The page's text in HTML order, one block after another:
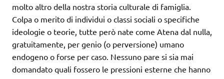
molto altro della nostra storia culturale di famiglia.
Colpa o merito di individui o classi sociali o specifiche
ideologie o teorie, tutte però nate come Atena dal nulla,
gratuitamente, per genio (o perversione) umano
endogeno o forse per caso. Nessuno pare si sia mai
domandato quali fossero le pressioni esterne che hanno